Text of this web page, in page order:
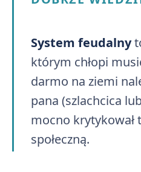
System feudalny
którym chłopi
darmo na ziemi
pana (szlachcica
mocno krytykował
społeczną.